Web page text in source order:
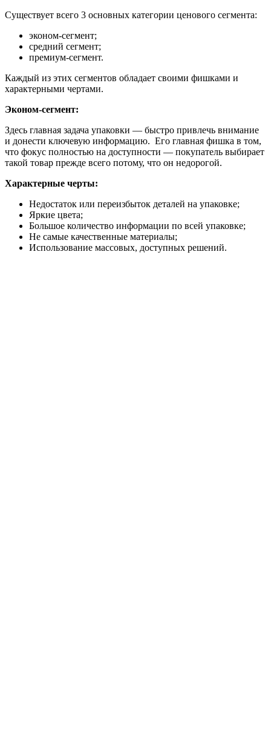
Существует всего 3 основных категории ценового сегмента:
эконом-сегмент;
средний сегмент;
премиум-сегмент.
Каждый из этих сегментов обладает своими фишками и
характерными чертами.
Эконом-сегмент:
Здесь главная задача упаковки — быстро привлечь внимание
и донести ключевую информацию. Его главная фишка в том,
что фокус полностью на доступности — покупатель выбирает
такой товар прежде всего потому, что он недорогой.
Характерные черты:
Недостаток или переизбыток деталей на упаковке;
Яркие цвета;
Большое количество информации по всей упаковке;
Не самые качественные материалы;
Использование массовых, доступных решений.